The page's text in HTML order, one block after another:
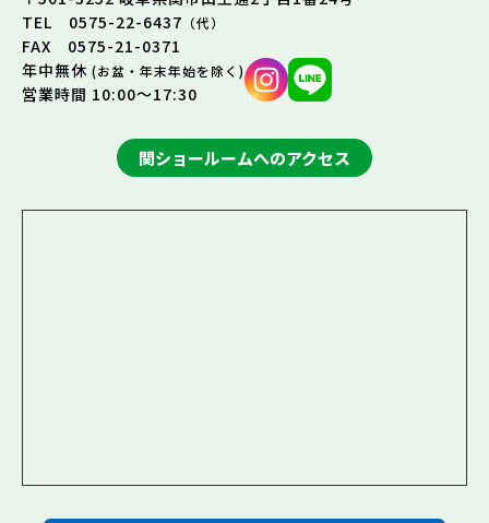
TEL 0575-22-6437 （代）
FAX 0575-21-0371
年中無休 (お盆・年末年始を除く)
営業時間 10:00～17:30
関ショールームへのアクセス